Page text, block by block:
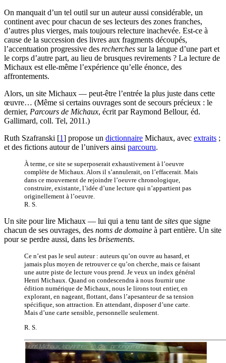
On manquait d’un tel outil sur un auteur aussi considérable, un
continent avec pour chacun de ses lecteurs des zones franches,
d’autres plus vierges, mais toujours relecture inachevée. Est-ce à
cause de la succession des livres aux fragments découpés,
l’accentuation progressive des recherches sur la langue d’une part et
le corps d’autre part, au lieu de brusques revirements ? La lecture de
Michaux est elle-même l’expérience qu’elle énonce, des
affrontements.
Alors, un site Michaux — peut-être l’entrée la plus juste dans cette
œuvre… (Même si certains ouvrages sont de secours précieux : le
dernier, Parcours de Michaux, écrit par Raymond Bellour, éd.
Gallimard, coll. Tel, 2011.)
Ruth Szafranski [1] propose un dictionnaire Michaux, avec extraits ;
et des fictions autour de l’univers ainsi parcouru.
À terme, ce site se superposerait exhaustivement à l’oeuvre
complète de Michaux. Alors il s’annulerait, on l’effacerait. Mais
dans ce mouvement de rejoindre l’oeuvre chronologique,
construire, existante, l’idée d’une lecture qui n’appartient pas
originellement à l’oeuvre.
R. S.
Un site pour lire Michaux — lui qui a tenu tant de sites que signe
chacun de ses ouvrages, des noms de domaine à part entière. Un site
pour se perdre aussi, dans les brisements.
Ce n’est pas le seul auteur : auteurs qu’on ouvre au hasard, et
jamais plus moyen de retrouver ce qu’on cherche, mais ce faisant
une autre piste de lecture vous prend. Je veux un index général
Henri Michaux. Quand on condescendra à nous fournir une
édition numérique de Michaux, nous le lirons tout entier, en
explorant, en nageant, flottant, dans l’apesanteur de sa tension
spécifique, son attraction. En attendant, disposer d’une carte.
Mais d’une carte sensible, personnelle seulement.
R. S.